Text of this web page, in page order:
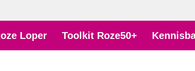
Loper Toolkit Roze50+